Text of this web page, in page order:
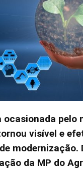
ocasionada pelo
visível e
modernização.
da MP do